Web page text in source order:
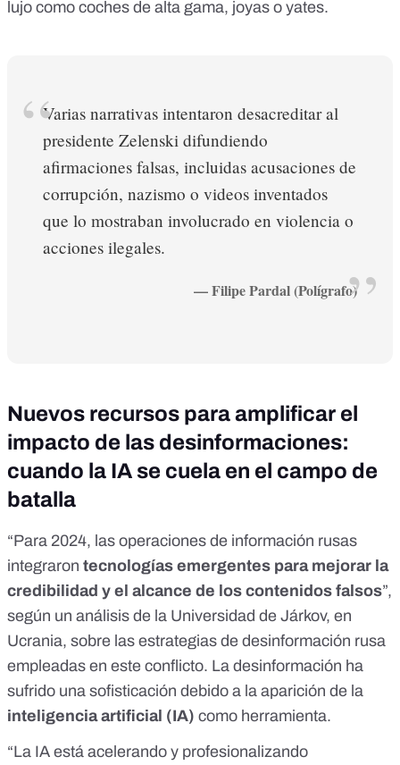
lujo como coches de alta gama, joyas o yates.
Varias narrativas intentaron desacreditar al
presidente Zelenski difundiendo
afirmaciones falsas, incluidas acusaciones de
corrupción, nazismo o videos inventados
que lo mostraban involucrado en violencia o
acciones ilegales.
— Filipe Pardal (Polígrafo)
Nuevos recursos para amplificar el
impacto de las desinformaciones:
cuando la IA se cuela en el campo de
batalla
“Para 2024, las operaciones de información rusas
integraron tecnologías emergentes para mejorar la
credibilidad y el alcance de los contenidos falsos”,
según un análisis de la Universidad de Járkov, en
Ucrania, sobre las estrategias de desinformación rusa
empleadas en este conflicto. La desinformación ha
sufrido una sofisticación debido a la aparición de la
inteligencia artificial (IA) como herramienta.
“La IA está acelerando y profesionalizando